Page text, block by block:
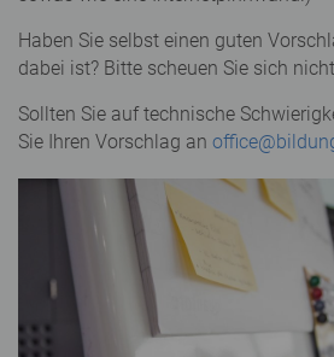
Haben Sie selbst einen guten
dabei ist? Bitte scheuen Sie sich
Sollten Sie auf technische
Sie Ihren Vorschlag an